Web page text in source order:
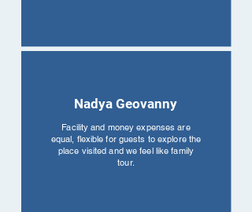
Nadya Geovanny
Facility and money expenses are
equal, flexible for guests to explore the
place visited and we feel like family
tour.